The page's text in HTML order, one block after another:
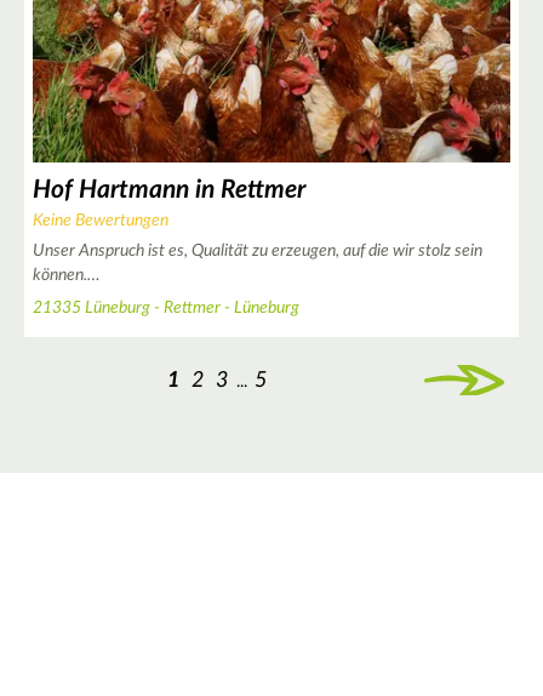
Hof Hartmann in Rettmer
Keine Bewertungen
Unser Anspruch ist es, Qualität zu erzeugen, auf die wir stolz sein
können.…
21335 Lüneburg - Rettmer - Lüneburg
1 2 3 ... 5